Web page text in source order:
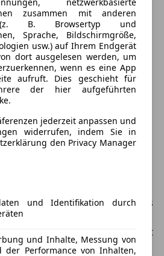
hartnäckigen
und einfaches
und eine gute Alternative zu
Im Haushalt findet
dessen Einsatz in
ausgelobt wird:
lässt sich mit Backofenreiniger
Kauf jedoch darauf, dass
Kaltreiniger handelt. Felgen
aufheizen. Nach
lässt sich mit der Hilfe eines
Bremsstaub wirksam
Felgen im Anschluss sehr gut
übrig bleiben.
zusammen mit anderen
(z. B. Browsertyp und
Sprache, Bildschirmgröße,
usw.) auf Ihrem Endgerät
dort ausgelesen werden, um
wenn es eine App
aufruft. Dies geschieht für
der hier aufgeführten
jederzeit anpassen und
widerrufen, indem Sie in
den Privacy Manager
und Identifikation durch
und Inhalte, Messung von
der Performance von Inhalten,